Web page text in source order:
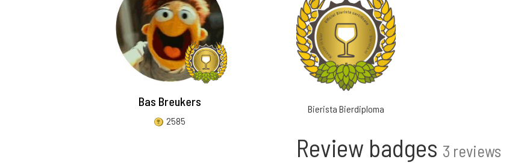
Bas Breukers
2585
Bierista Bierdiploma
Review badges 3 reviews